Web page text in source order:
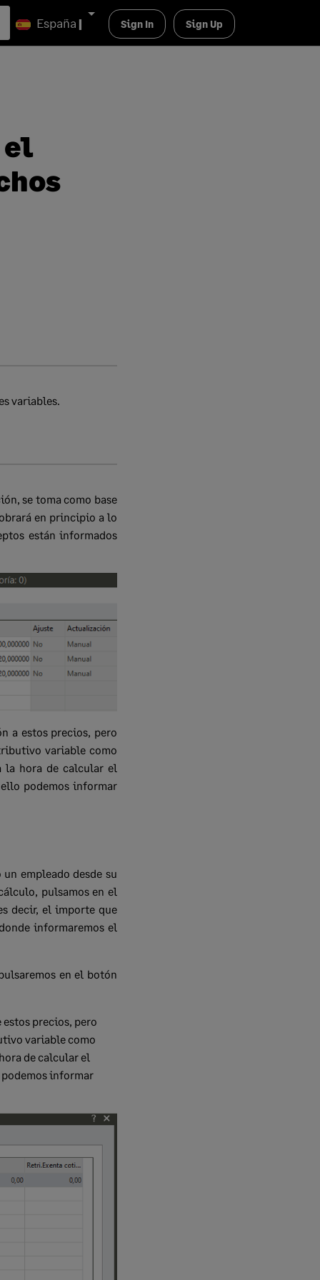
España | Sign In Sign Up
el
variables.
se toma como base
en principio a lo
están informados
a estos precios, pero
variable como
la hora de calcular el
podemos informar
empleado desde su
pulsamos en el
decir, el importe que
informaremos el
en el botón
precios, pero
variable como
de calcular el
informar